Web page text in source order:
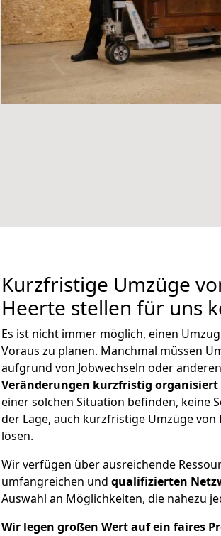
Kurzfristige Umzüge
Heerte stellen für uns
Es ist nicht immer möglich, einen
Voraus zu planen. Manchmal müssen
aufgrund von Jobwechseln oder
Veränderungen kurzfristig organisiert
einer solchen Situation befinden, keine
der Lage, auch kurzfristige Umzüge von
lösen.
Wir verfügen über ausreichende
umfangreichen und qualifizierten
Auswahl an Möglichkeiten, die nahezu
Wir legen großen Wert auf ein faires